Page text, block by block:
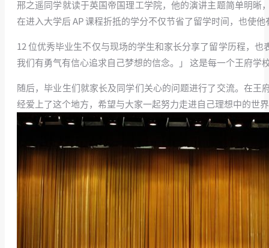
邢之遥同学就读于英国帝国理工学院，他的演讲主题简单明
在进入大学后 AP 课程折抵的学分不仅节省了留学时间，也使
12 位优秀毕业生不仅与现场的学生和家长分享了留学历程，
我们有勇气有信心追求自己梦想的信念。」 这是每一个王府学
随后，毕业生们就家长及同学们关心的问题进行了交流。在
经爱上了这个地方，希望与大家一起努力走进自己理想中的世